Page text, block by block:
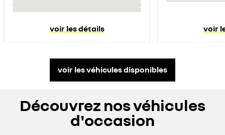
voir les détails voir
voir les véhicules disponibles
Découvrez nos véhicules
d'occasion